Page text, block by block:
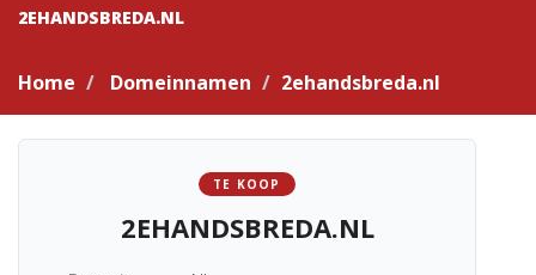
a
t
2EHANDSBREDA.NL
Home Domeinnamen 2ehandsbreda.nl
TE KOOP
2EHANDSBREDA.NL